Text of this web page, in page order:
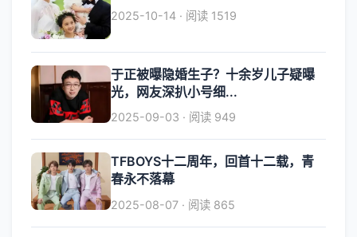
2025-10-14 · 阅读 1519
于正被曝隐婚生子？十余岁儿子疑曝
光，网友深扒小号细...
2025-09-03 · 阅读 949
TFBOYS十二周年，回首十二载，青
春永不落幕
2025-08-07 · 阅读 865